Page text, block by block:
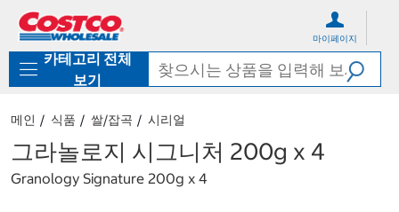
로
기
가
마이페이지
카테고리 전체
보기
메인 식품 쌀/잡곡 시리얼
그라놀로지 시그니처 200g x 4
Granology Signature 200g x 4